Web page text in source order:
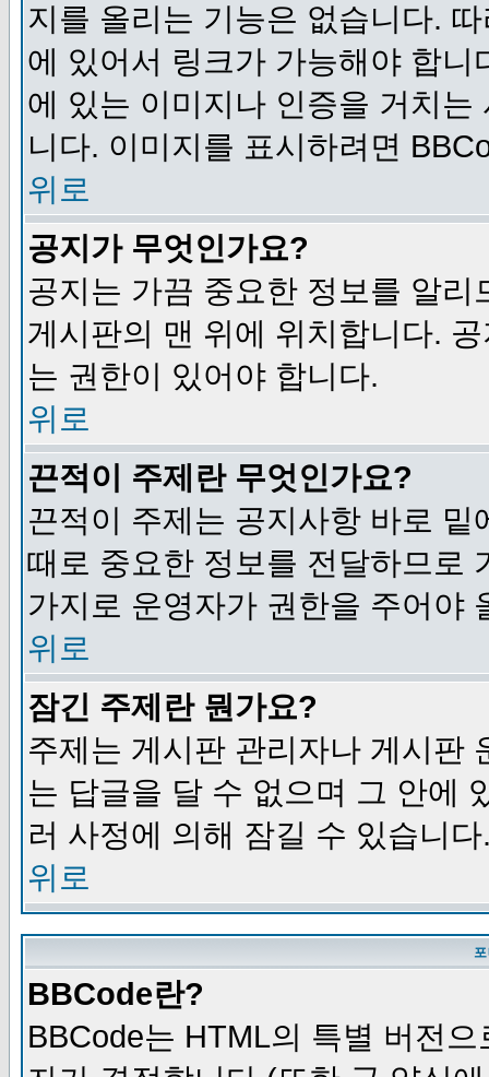
지를 올리는 기능은 없습니다.
에 있어서 링크가 가능해야 합
에 있는 이미지나 인증을 거치
니다. 이미지를 표시하려면
위로
공지가 무엇인가요?
공지는 가끔 중요한 정보를 알
게시판의 맨 위에 위치합니다.
는 권한이 있어야 합니다.
위로
끈적이 주제란 무엇인가요?
끈적이 주제는 공지사항 바로
때로 중요한 정보를 전달하므로
가지로 운영자가 권한을 주어야
위로
잠긴 주제란 뭔가요?
주제는 게시판 관리자나 게시판
는 답글을 달 수 없으며 그 안에
러 사정에 의해 잠길 수 있습니다
위로
BBCode란?
BBCode는 HTML의 특별 버전